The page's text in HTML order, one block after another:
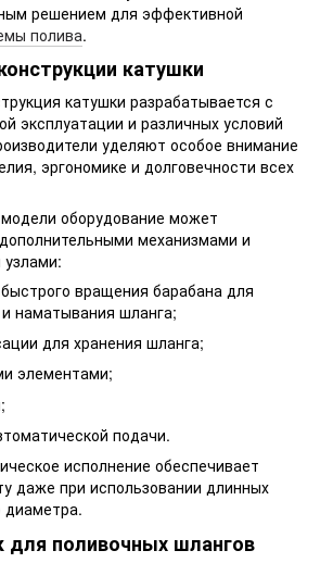
решением для эффективной
полива.
катушки
катушки разрабатывается с
эксплуатации и различных условий
уделяют особое внимание
эргономике и долговечности всех
оборудование может
механизмами и
вращения барабана для
наматывания шланга;
для хранения шланга;
элементами;
подачи.
исполнение обеспечивает
даже при использовании длинных
диаметра.
поливочных шлангов